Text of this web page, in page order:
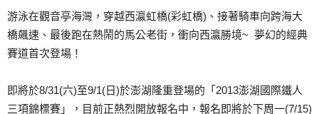
游泳在觀音亭海灣，穿越西瀛虹橋(彩虹橋)、接著騎車向跨海大
橋飆速、最後跑在熱鬧的馬公老街，衝向西瀛勝境~ 夢幻的經典
賽道首次登場！
即將於8/31(六)至9/1(日)於澎湖隆重登場的「2013澎湖國際鐵人
三項錦標賽」，目前正熱烈開放報名中，報名即將於下周一(7/15)